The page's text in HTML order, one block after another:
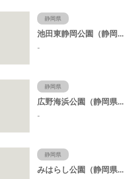
静岡県
池田東静岡公園（静岡県静岡市）
-
静岡県
広野海浜公園（静岡県静岡市）
-
静岡県
みはらし公園（静岡県静岡市）